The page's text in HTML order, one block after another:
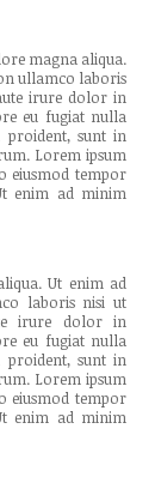
magna aliqua.
ullamco laboris
irure dolor in
eu fugiat nulla
proident, sunt in
Lorem ipsum
eiusmod tempor
enim ad minim
Ut enim ad
laboris nisi ut
irure dolor in
eu fugiat nulla
proident, sunt in
Lorem ipsum
eiusmod tempor
enim ad minim